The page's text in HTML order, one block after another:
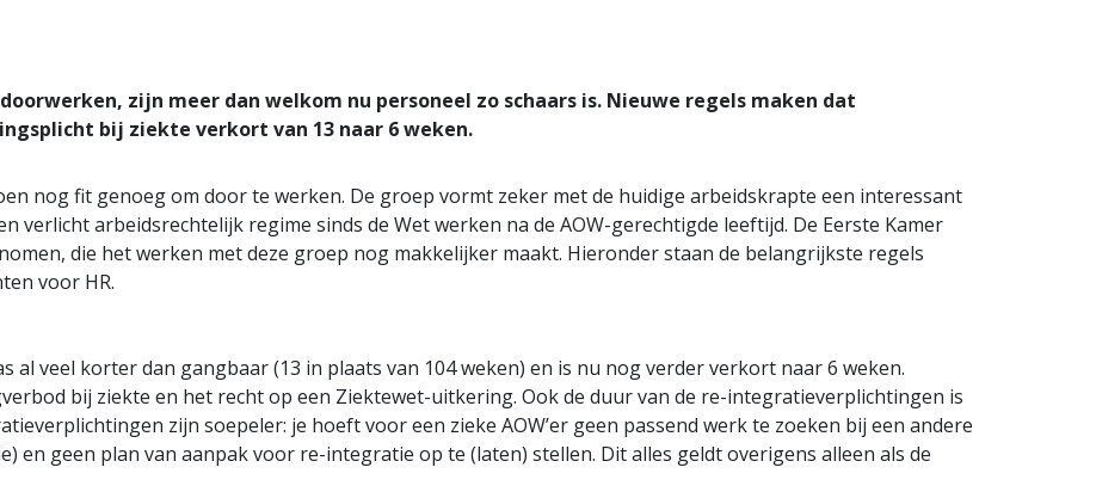
zijn meer dan welkom nu personeel zo schaars is. Nieuwe regels maken dat
bij ziekte verkort van 13 naar 6 weken.
nog fit genoeg om door te werken. De groep vormt zeker met de huidige arbeidskrapte een interessant
verlicht arbeidsrechtelijk regime sinds de Wet werken na de AOW-gerechtigde leeftijd. De Eerste Kamer
die het werken met deze groep nog makkelijker maakt. Hieronder staan de belangrijkste regels
voor HR.
al veel korter dan gangbaar (13 in plaats van 104 weken) en is nu nog verder verkort naar 6 weken.
bij ziekte en het recht op een Ziektewet-uitkering. Ook de duur van de re-integratieverplichtingen is
zijn soepeler: je hoeft voor een zieke AOW’er geen passend werk te zoeken bij een andere
en geen plan van aanpak voor re-integratie op te (laten) stellen. Dit alles geldt overigens alleen als de